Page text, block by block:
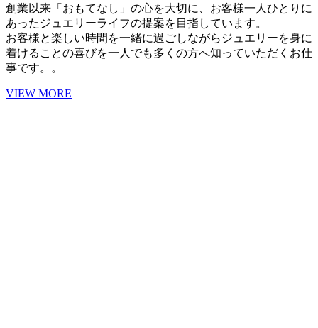
創業以来「おもてなし」の心を大切に、お客様一人ひとりに
あったジュエリーライフの提案を目指しています。
お客様と楽しい時間を一緒に過ごしながらジュエリーを身に
着けることの喜びを一人でも多くの方へ知っていただくお仕
事です。。
VIEW MORE